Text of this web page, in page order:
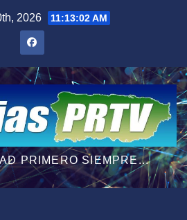
2026 11:13:03 AM
PRIMERO SIEMPRE...